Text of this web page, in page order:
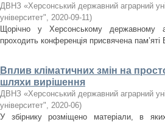
ДВНЗ «Херсонський державний аграрний
університет", 2020-09-11)
Щорічно у Херсонському державному
проходить конференція присвячена
Вплив кліматичних змін на
шляхи вирішення
ДВНЗ «Херсонський державний аграрний
університет", 2020-06)
У збірнику розміщено матеріали, в яких